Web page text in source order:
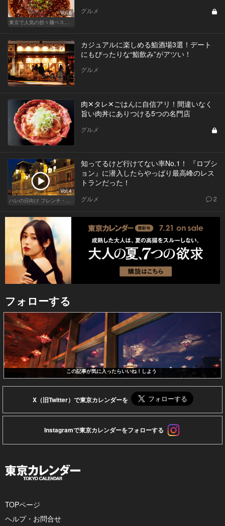
Vol.6
グルメ
カジュアルに楽しめる鮨酒場3選！デート
にもぴったりな“鮨飲み”がアツい！
グルメ
肉✕タレ✕ごはんに自信アリ！間違いなく
旨い肉丼にありつける5つの名門店
グルメ
Vol.4
知ってるけど行けてない率No.1！ 『ロブシ
ョン』に潜入したらやっぱり最高峰のレス
トランだった！
グルメ 2
フォローする
この記事が気に入ったらいいね！しよう
X（旧Twitter）で東京カレンダーを
Instagramで東京カレンダーをフォローする
TOPページ
ヘルプ・お問合せ